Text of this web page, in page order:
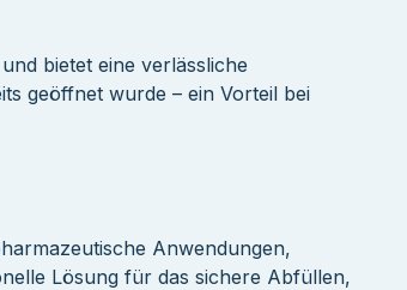
bietet eine verlässliche
geöffnet wurde – ein Vorteil bei
Anwendungen,
Lösung für das sichere Abfüllen,